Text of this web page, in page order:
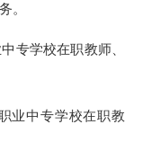
。
学校在职教师、
中专学校在职教